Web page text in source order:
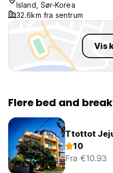
Island, Sør-Korea
32.6km fra sentrum
Vis
Flere bed and
Ttottot
10
Fra €10.93